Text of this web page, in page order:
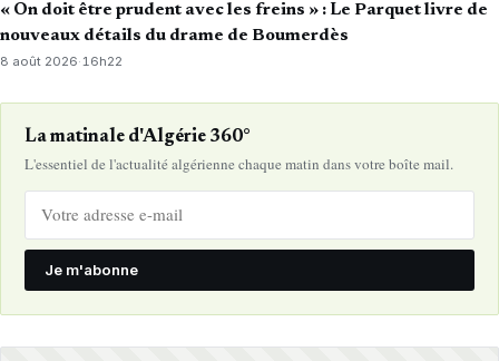
« On doit être prudent avec les freins » : Le Parquet livre de
nouveaux détails du drame de Boumerdès
8 août 2026·16h22
La matinale d'Algérie 360°
L'essentiel de l'actualité algérienne chaque matin dans votre boîte mail.
Je m'abonne